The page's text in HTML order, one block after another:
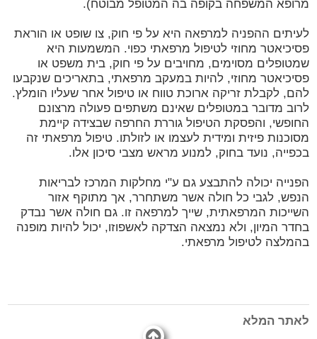
מרופא המשפחה בקופה בה המטופל מבוטח).
לעיתים ההפניה למרפאה היא על פי חוק, צו שופט או הוראת
פסיכיאטר מחוזי לטיפול מרפאתי כפוי. המשמעות היא
שמטופלים מסוימים, מחויבים על פי חוק, בית משפט או
פסיכיאטר מחוזי, להיות במעקב מרפאתי, בתאריכים שנקבעו
להם, לקבלת זריקה ארוכת טווח או טיפול אחר שעליו הומלץ.
לרוב מדובר במטופלים שאינם משתפים פעולה מרצונם
החופשי, והפסקת הטיפול גוררת החרפה שבצידה קיימת
מסוכנות פיזית ומידית לעצמו או לזולתו. טיפול מרפאתי זה
בכפייה, נועד בחוק, למנוע מראש מצבי סיכון אלו.
הפנייה יכולה להתבצע גם ע"י מחלקות המרכז לבריאות
הנפש, לגבי כל חולה אשר משתחרר, אך מתוקף אזור
השייכות המרפאתית, שייך למרפאה זו. גם חולה אשר נבדק
בחדר המיון, ולא נמצאה הצדקה לאשפוזו, יכול להיות מופנה
בהמלצה לטיפול מרפאתי.
לאתר המלא